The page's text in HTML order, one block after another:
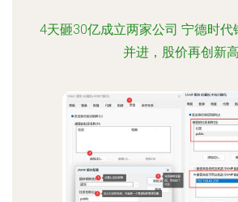
4天砸30亿成立两家公司 宁德时代
并进，股价再创新高